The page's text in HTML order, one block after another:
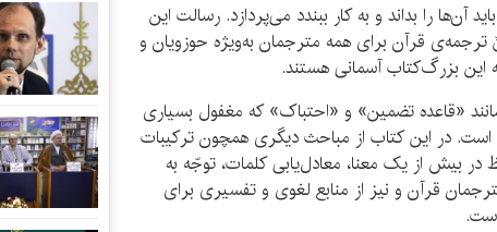
آن‌ها را بداند و به کار ببندد می‌پردازد. رسالت این
ترجمه‌ی قرآن برای همه مترجمان به‌ویژه حوزویان و
این بزرگ‌کتاب آسمانی هستند.
«قاعده تضمین» و «احتباک» که مغفول بسیاری
است. در این کتاب از مباحث دیگری همچون ترکیبات
در بیش از یک معنا، معادل‌یابی کلمات، توجّه به
قرآن و نیز از منابع لغوی و تفسیری برای